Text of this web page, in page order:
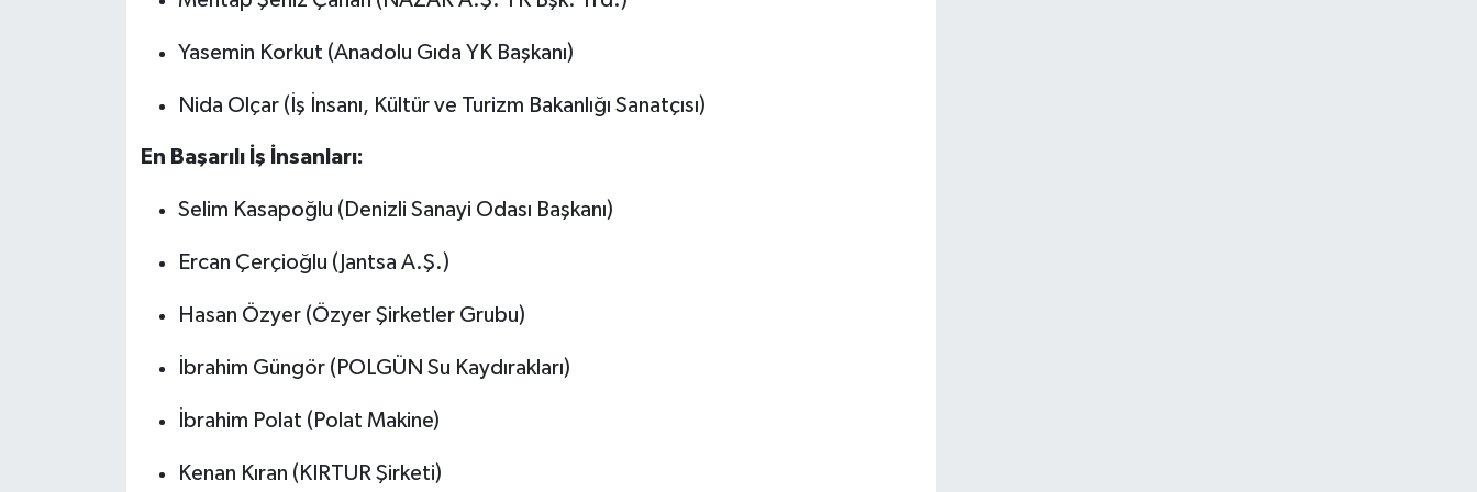
Yasemin Korkut (Anadolu Gıda YK Başkanı)
Nida Olçar (İş İnsanı, Kültür ve Turizm Bakanlığı Sanatçısı)
En Başarılı İş İnsanları:
Selim Kasapoğlu (Denizli Sanayi Odası Başkanı)
Ercan Çerçioğlu (Jantsa A.Ş.)
Hasan Özyer (Özyer Şirketler Grubu)
İbrahim Güngör (POLGÜN Su Kaydırakları)
İbrahim Polat (Polat Makine)
Kenan Kıran (KIRTUR Şirketi)